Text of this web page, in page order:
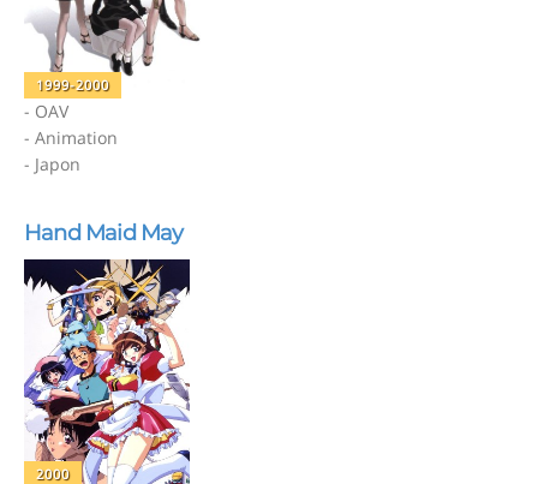
1999-2000
- OAV
- Animation
- Japon
Hand Maid May
2000